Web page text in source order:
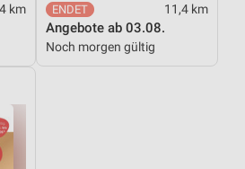
km 11,4 km
Angebote ab 03.08.
Noch morgen gültig